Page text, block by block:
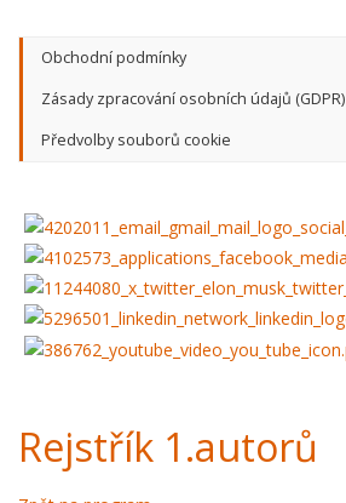
Obchodní podmínky
Zásady zpracování osobních údajů (GDPR)
Předvolby souborů cookie
Rejstřík 1.autorů